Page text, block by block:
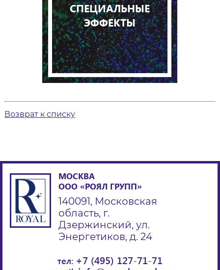
СПЕЦИАЛЬНЫЕ
ЭФФЕКТЫ
Возврат к списку
МОСКВА
ООО «РОЯЛ ГРУПП»
140091, Московская
область, г.
Дзержинский, ул.
Энергетиков, д. 24
тел: +7 (495) 127-71-71